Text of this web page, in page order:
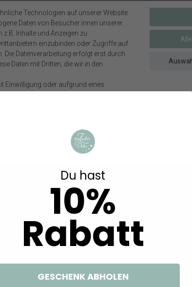
mit Tannenbaum auf Holzklammer, sowie einem kleinen
und an der Holzklammer befestigt.
und wird nicht mit geschickt!
gehören nicht zum Lieferumfang, sofern diese nicht
Weitere interessante Artikel
Technologien auf unserer Website
Daten von Besucher:innen unserer
z.B. Inhalte und Anzeigen zu
einzubinden oder Zugriffe auf
Die Datenverarbeitung erfolgt erst durch
Daten mit Dritten, die wir in den
Einwilligung oder aufgrund eines
Die Zustimmung kann erteilt oder
Recht, nicht einzuwilligen und die
Zeitpunkt zu ändern oder zu widerrufen.
Daten­schutz­erklärung .
Du hast
10%
Rabatt
GESCHENK ABHOLEN